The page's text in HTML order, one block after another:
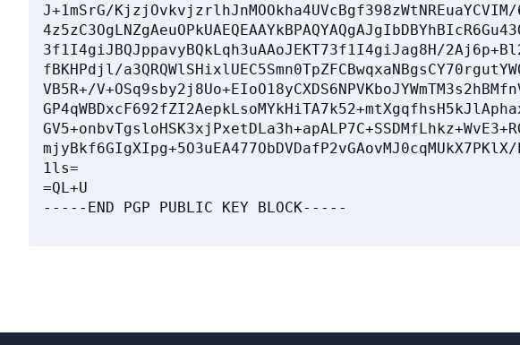
J+1mSrG/KjzjOvkvjzrlhJnMOOkha4UVcBgf398zWtNREuaYCVIM/
3f1I4giJBQJppavyBQkLqh3uAAoJEKT73f1I4giJag8H/
fBKHPdjl/
VB5R+/
mjyBkf6GIgXIpg+5O3uEA477ObDVDafP2vGAovMJ0cqMUkX7PKlX/
1ls=
=QL+U